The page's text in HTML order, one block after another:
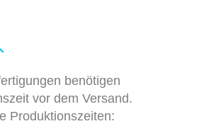
benötigen
vor dem Versand.
Produktionszeiten: